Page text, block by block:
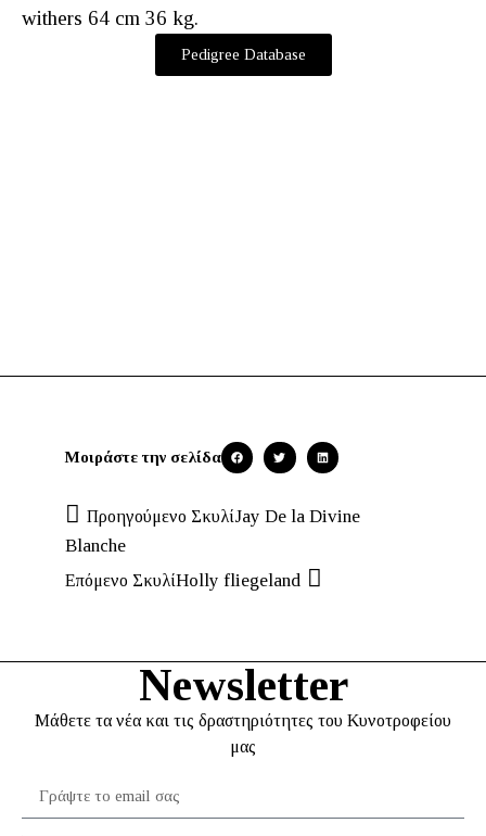
withers 64 cm 36 kg.
Pedigree Database
Mοιράστε την σελίδα
Προηγούμενο ΣκυλίJay De la Divine
Blanche
Επόμενο ΣκυλίHolly fliegeland
Newsletter
Mάθετε τα νέα και τις δραστηριότητες του Κυνοτροφείου
μας